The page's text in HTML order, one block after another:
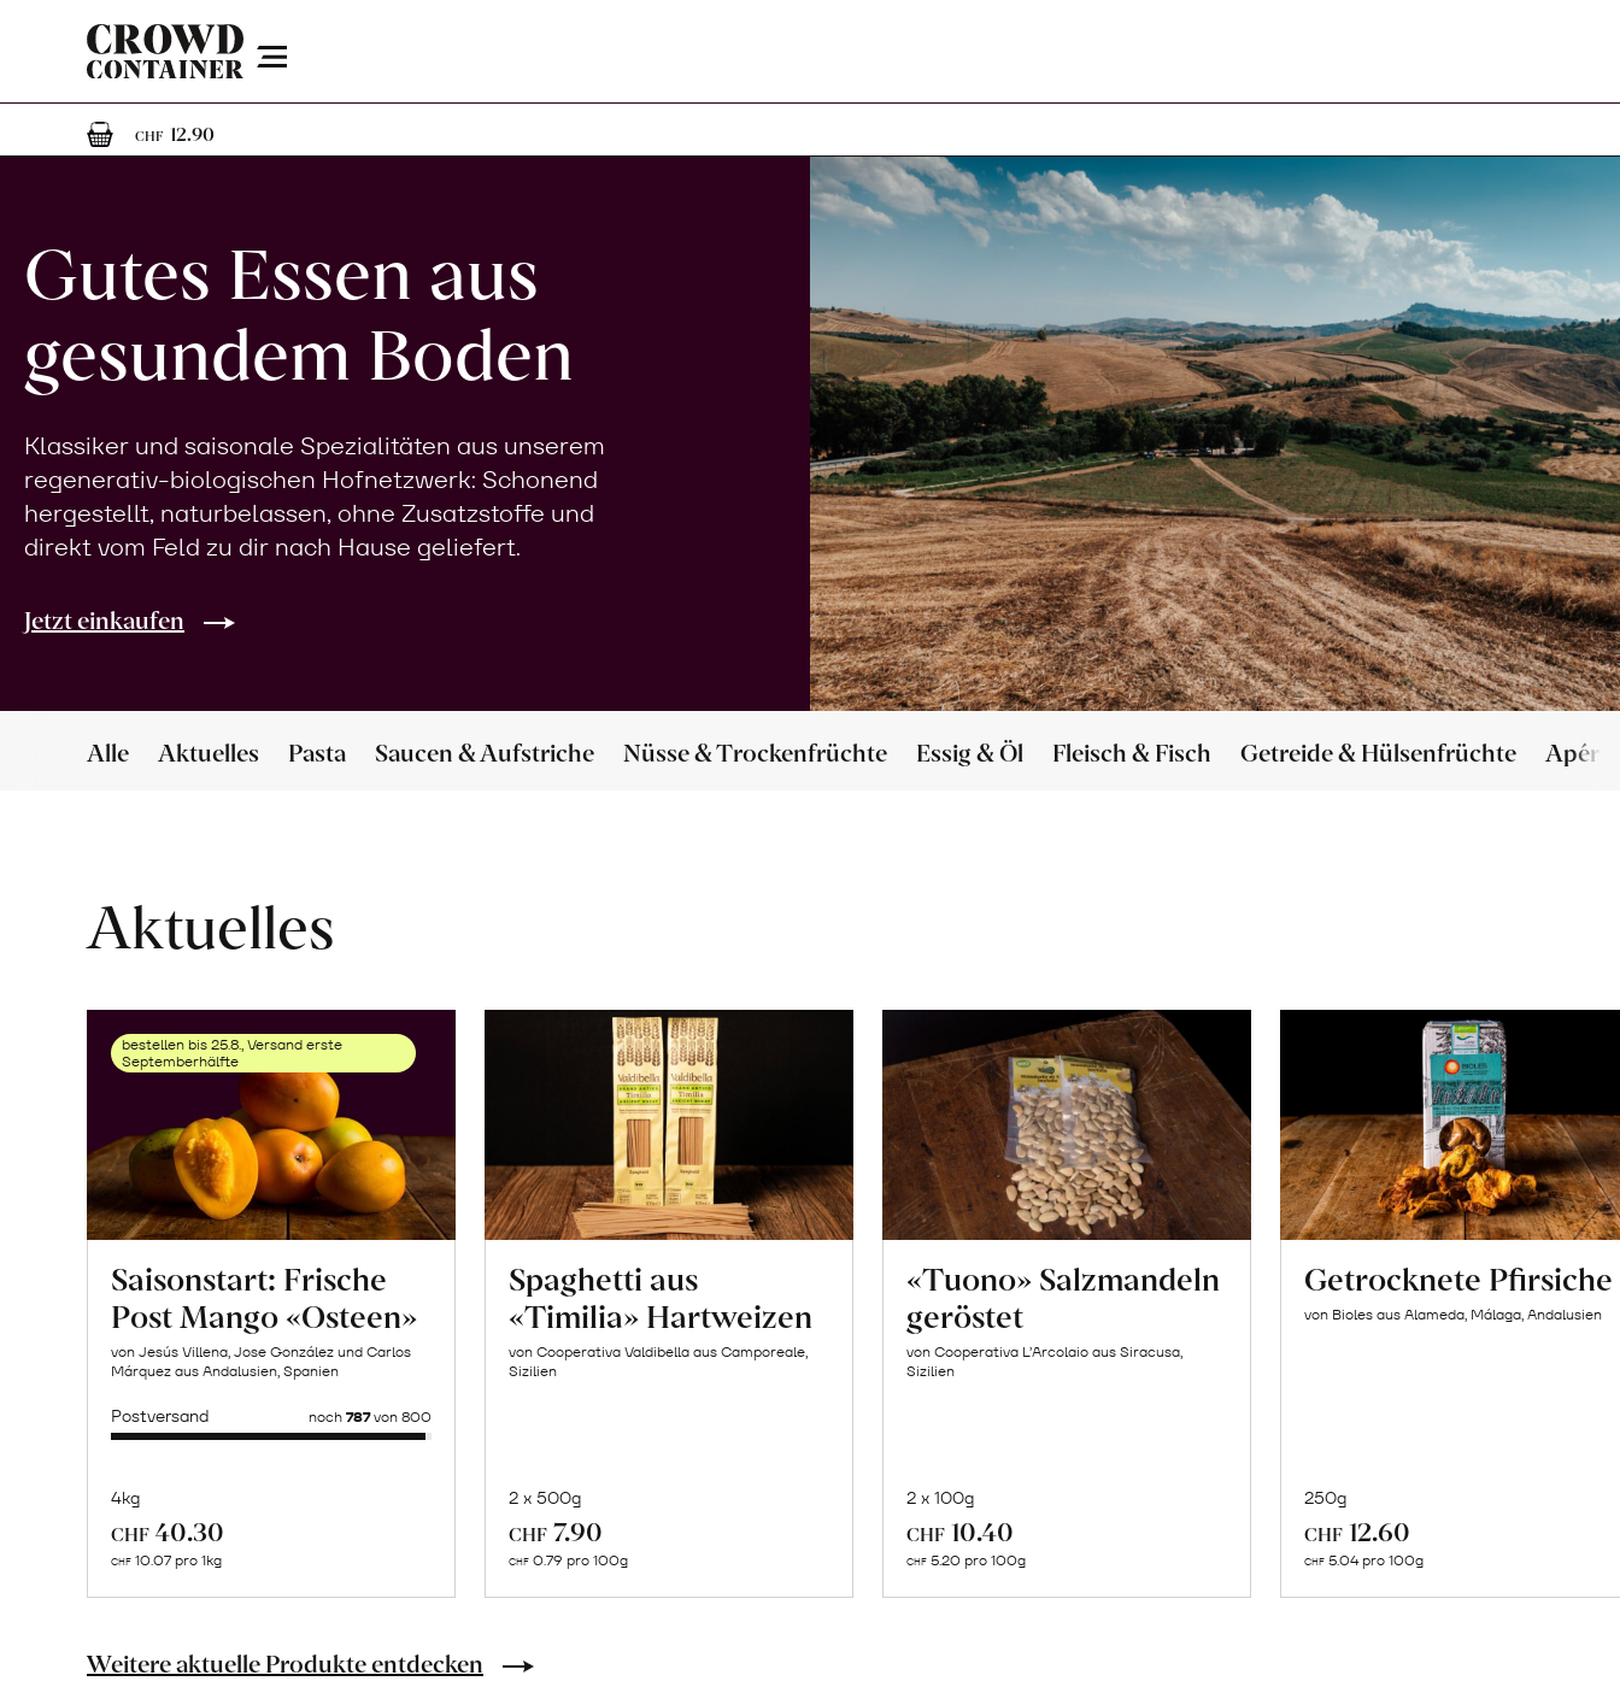
Menu
CHF 12.901 Artikel im Warenkorb
Gutes Essen aus
gesundem Boden
Klassiker und saisonale Spezialitäten aus unserem
regenerativ-biologischen Hofnetzwerk: Schonend
hergestellt, naturbelassen, ohne Zusatzstoffe und
direkt vom Feld zu dir nach Hause geliefert.
Jetzt einkaufen
Alle Aktuelles Pasta Saucen & Aufstriche Nüsse & Trockenfrüchte Essig & Öl Fleisch & Fisch Getreide & Hülsenfrüchte Apéro
Aktuelles
bestellen bis 25.8., Versand erste
Septemberhälfte
Saisonstart: Frische
Post Mango «Osteen»
von Jesús Villena, Jose González und Carlos
Márquez aus Andalusien, Spanien
Postversand noch 787von 800
4kg
CHF 40.30
CHF 10.07 pro 1kg
Naturbelassene
Lebensmittel
Spaghetti aus
«Timilia» Hartweizen
von Cooperativa Valdibella aus Camporeale,
Sizilien
2 x 500g
CHF 7.90
CHF 0.79 pro 100g
«Tuono» Salzmandeln
geröstet
von Cooperativa L’Arcolaio aus Siracusa,
Sizilien
2 x 100g
CHF 10.40
CHF 5.20 pro 100g
Getrocknete Pfirsiche
von Bioles aus Alameda, Málaga, Andalusien
250g
CHF 12.60
CHF 5.04 pro 100g
Weitere aktuelle Produkte entdecken